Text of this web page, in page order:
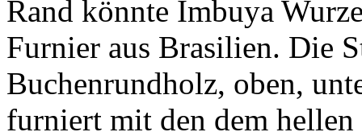
Rand könnte Imbuya
Furnier aus Brasilien. Die
Buchenrundholz, oben,
furniert mit den dem